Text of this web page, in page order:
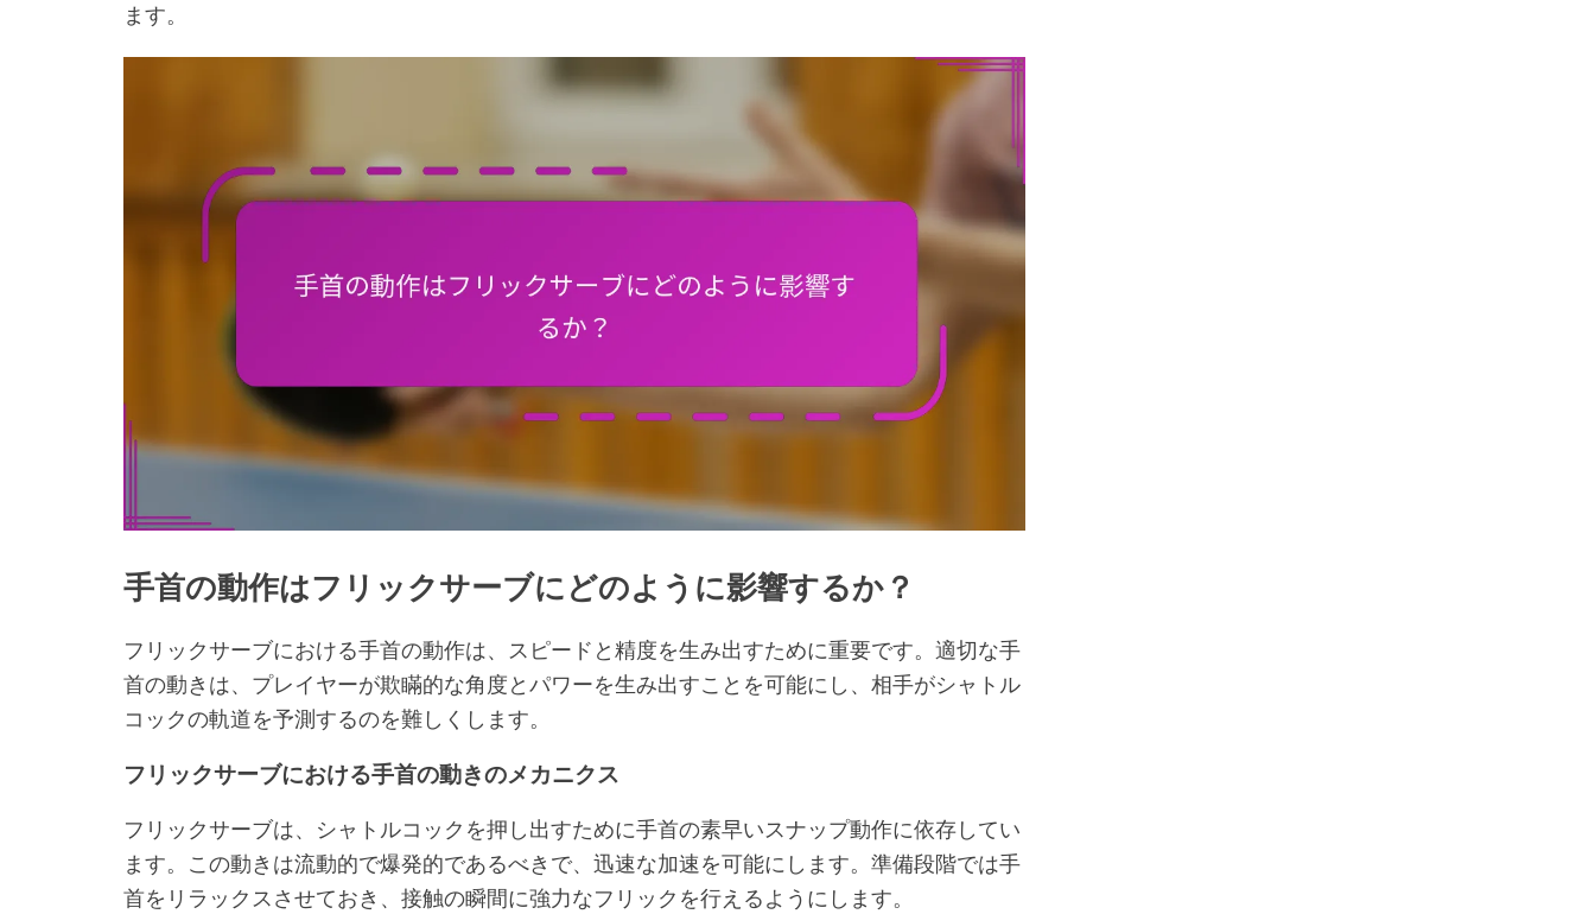
ます。
手首の動作はフリックサーブにどのように影響するか？
フリックサーブにおける手首の動作は、スピードと精度を生み出すために重要です。適切な手
首の動きは、プレイヤーが欺瞞的な角度とパワーを生み出すことを可能にし、相手がシャトル
コックの軌道を予測するのを難しくします。
フリックサーブにおける手首の動きのメカニクス
フリックサーブは、シャトルコックを押し出すために手首の素早いスナップ動作に依存してい
ます。この動きは流動的で爆発的であるべきで、迅速な加速を可能にします。準備段階では手
首をリラックスさせておき、接触の瞬間に強力なフリックを行えるようにします。